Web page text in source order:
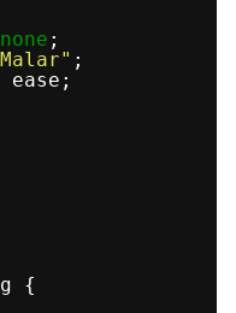
none ;
;
ease;
{